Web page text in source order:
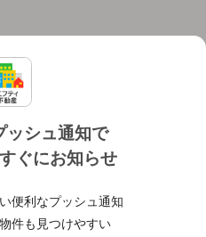
ッシュ通知で
ぐにお知らせ
便利なプッシュ通知
件も見つけやすい
シー 利用規約
わせ 採用情報